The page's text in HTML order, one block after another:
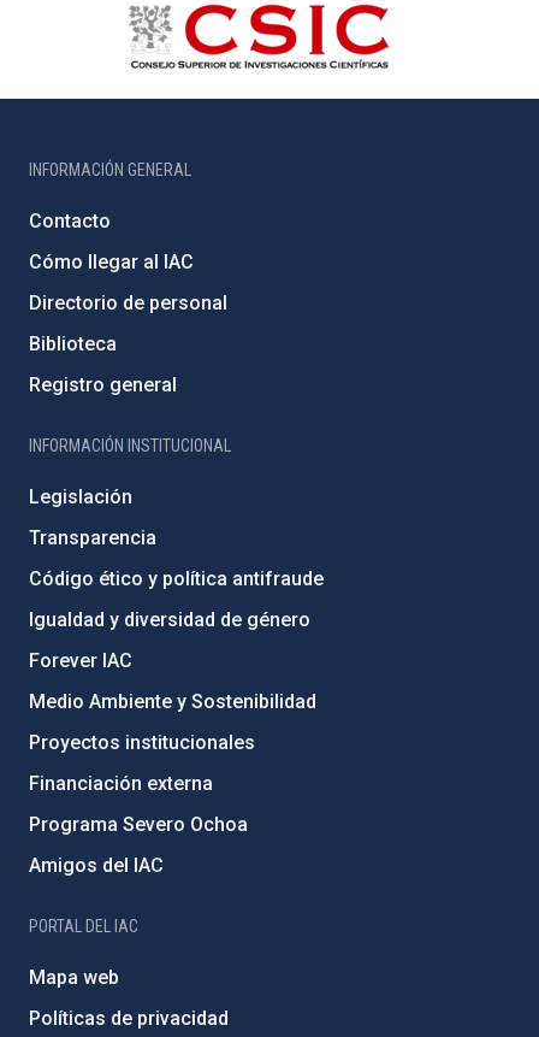
INFORMACIÓN GENERAL
Contacto
Cómo llegar al IAC
Directorio de personal
Biblioteca
Registro general
INFORMACIÓN INSTITUCIONAL
Legislación
Transparencia
Código ético y política antifraude
Igualdad y diversidad de género
Forever IAC
Medio Ambiente y Sostenibilidad
Proyectos institucionales
Financiación externa
Programa Severo Ochoa
Amigos del IAC
PORTAL DEL IAC
Mapa web
Políticas de privacidad